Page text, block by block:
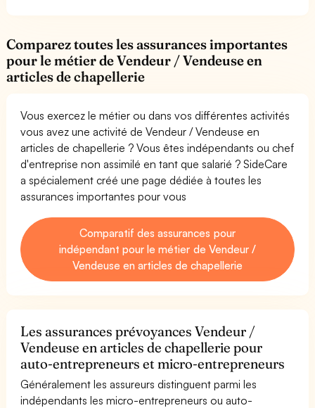
Comparez toutes les assurances importantes
pour le métier de Vendeur / Vendeuse en
articles de chapellerie
Vous exercez le métier ou dans vos différentes activités
vous avez une activité de Vendeur / Vendeuse en
articles de chapellerie ? Vous êtes indépendants ou chef
d'entreprise non assimilé en tant que salarié ? SideCare
a spécialement créé une page dédiée à toutes les
assurances importantes pour vous
Comparatif des assurances pour
indépendant pour le métier de Vendeur /
Vendeuse en articles de chapellerie
Les assurances prévoyances Vendeur /
Vendeuse en articles de chapellerie pour
auto-entrepreneurs et micro-entrepreneurs
Généralement les assureurs distinguent parmi les
indépendants les micro-entrepreneurs ou auto-